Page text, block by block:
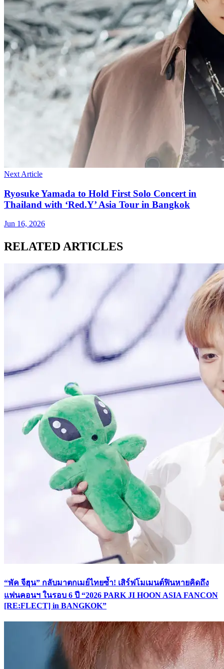
Next Article
Ryosuke Yamada to Hold First Solo Concert in
Thailand with ‘Red.Y’ Asia Tour in Bangkok
Jun 16, 2026
RELATED ARTICLES
“พัค จีฮุน” กลับมาตกเมย์ไทยซ้ำ! เสิร์ฟโมเมนต์ฟินหายคิดถึง
แฟนคอนฯ ในรอบ 6 ปี “2026 PARK JI HOON ASIA FANCON
[RE:FLECT] in BANGKOK”